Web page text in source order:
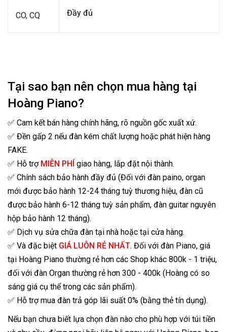
CO, CQ Đầy đủ
Tại sao bạn nên chọn mua hàng tại
Hoàng Piano?
✅ Cam kết bán hàng chính hãng, rõ nguồn gốc xuất xứ.
✅ Đền gấp 2 nếu đàn kém chất lượng hoặc phát hiện hàng
FAKE.
✅ Hỗ trợ MIỄN PHÍ giao hàng, lắp đặt nội thành.
✅ Chính sách bảo hành đầy đủ (Đối với đàn paino, organ
mới được bảo hành 12-24 tháng tuỳ thương hiệu, đàn cũ
được bảo hành 6-12 tháng tuỳ sản phẩm, đàn guitar nguyên
hộp bảo hành 12 tháng).
✅ Dịch vụ sửa chữa đàn tại nhà hoặc tại cửa hàng.
✅ Và đặc biệt GIÁ LUÔN RẺ NHẤT. Đối với đàn Piano, giá
tại Hoàng Piano thường rẻ hơn các Shop khác 800k - 1 triệu,
đối với đàn Organ thường rẻ hơn 300 - 400k (Hoàng có so
sáng giá cụ thể trong các sản phẩm).
✅ Hỗ trợ mua đàn trả góp lãi suất 0% (bằng thẻ tín dụng).
Nếu bạn chưa biết lựa chọn đàn nào cho phù hợp với túi tiền